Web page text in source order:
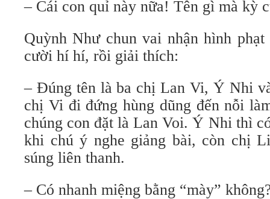
– Cái con quỉ này nữa! Tên gì mà kỳ
Quỳnh Như chun vai nhận hình
cười hí hí, rồi giải thích:
– Đúng tên là ba chị Lan Vi, Ý Nhi
chị Vi đi đứng hùng dũng đến nỗi
chúng con đặt là Lan Voi. Ý Nhi thì
khi chú ý nghe giảng bài, còn chị
súng liên thanh.
– Có nhanh miệng bằng “mày”